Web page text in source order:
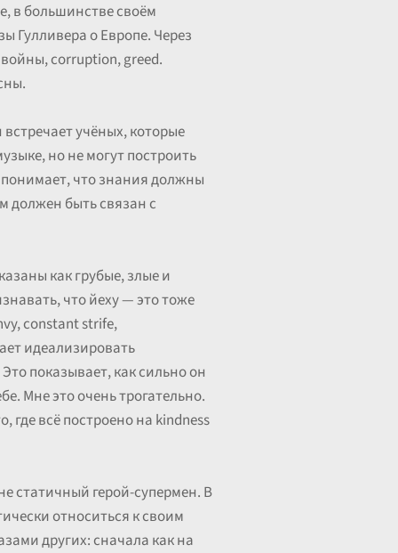
в большинстве своём
Гулливера о Европе. Через
corruption, greed.
учёных, которые
но не могут построить
что знания должны
должен быть связан с
как грубые, злые и
что йеху — это тоже
constant strife,
идеализировать
показывает, как сильно он
Мне это очень трогательно.
где всё построено на kindness
статичный герой-супермен. В
относиться к своим
других: сначала как на